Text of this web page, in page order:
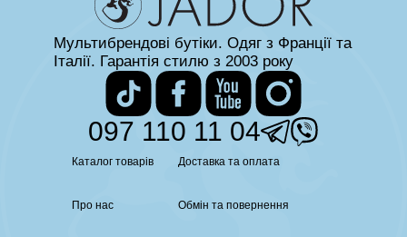
Мультибрендові бутіки. Одяг з Франції та
Італії. Гарантія стилю з 2003 року
097 110 11 04
Каталог товарів
Про нас
Доставка та оплата
Обмін та повернення